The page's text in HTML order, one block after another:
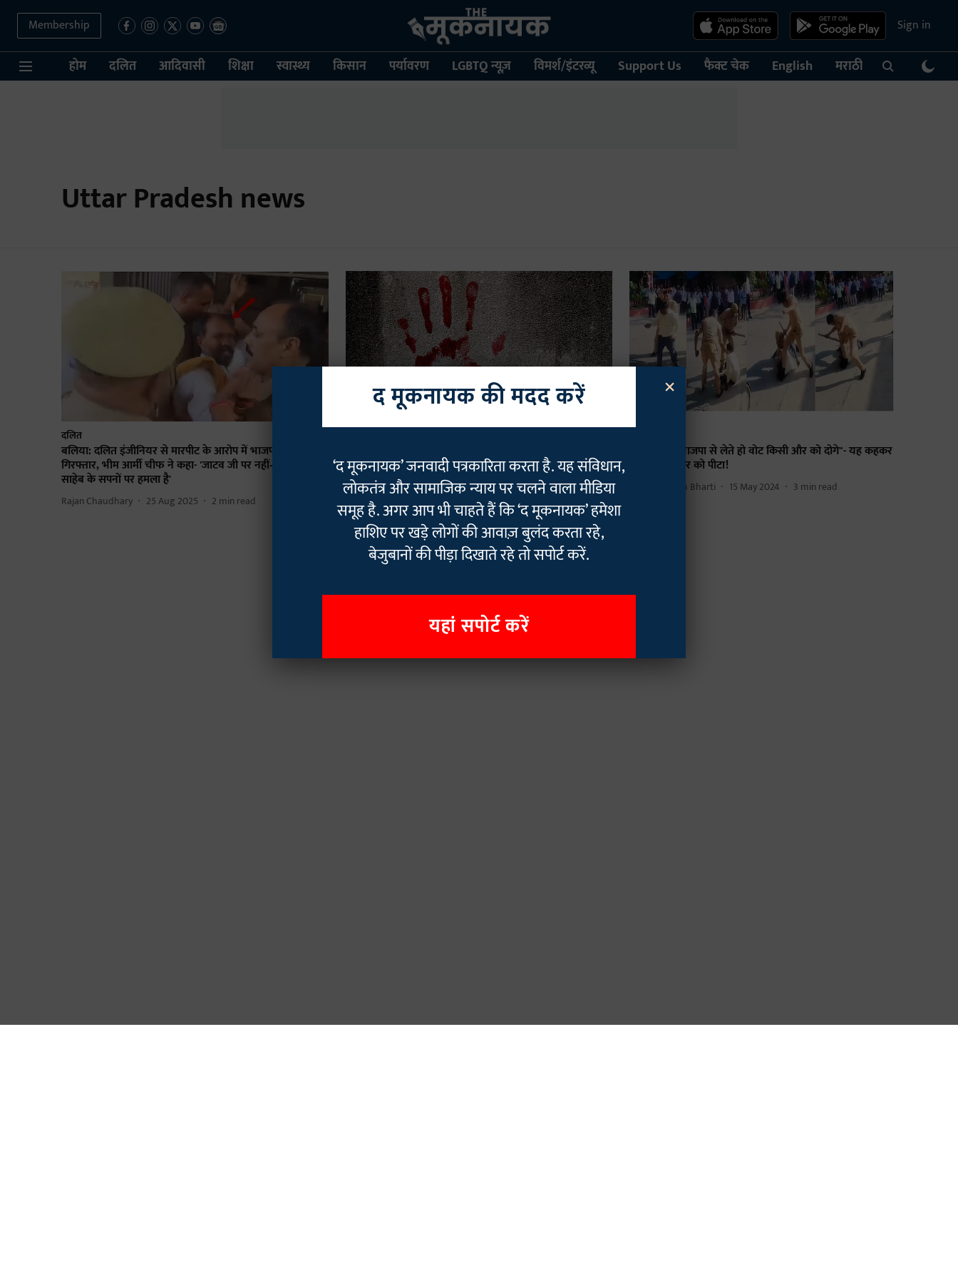
Membership Sign in
होम दलित आदिवासी शिक्षा स्वास्थ्य किसान पर्यावरण LGBTQ न्यूज़ विमर्श/इंटरव्यू Support Us फैक्ट चेक English मराठी
Uttar Pradesh news
दलित
बलिया: दलित इंजीनियर से मारपीट के आरोप में भाजपा कार्यकर्ता
गिरफ्तार, भीम आर्मी चीफ ने कहा- 'जाटव जी पर नहीं— यह बाबा
साहेब के सपनों पर हमला है'
Rajan Chaudhary 25 Aug 2025 2 min read
समेत चार पर हत्या का मुकदमा
Rajan Chaudhary 11 Jul 2025 2min read
यूपीः "राशन भाजपा से लेते हो वोट किसी और को दोगे"- यह कहकर
दलित चौकीदार को पीटा!
Satya Prakash Bharti 15 May 2024 3 min read
Read More
×
द मूकनायक की मदद करें
‘द मूकनायक’ जनवादी पत्रकारिता करता है. यह संविधान,
लोकतंत्र और सामाजिक न्याय पर चलने वाला मीडिया
समूह है. अगर आप भी चाहते हैं कि ‘द मूकनायक’ हमेशा
हाशिए पर खड़े लोगों की आवाज़ बुलंद करता रहे,
बेजुबानों की पीड़ा दिखाते रहे तो सपोर्ट करें.
यहां सपोर्ट करें